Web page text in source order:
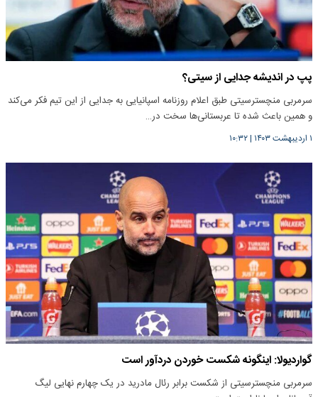
پپ در اندیشه جدایی از سیتی؟
سرمربی منچسترسیتی طبق اعلام روزنامه اسپانیایی به جدایی از این تیم فکر می‌کند
و همین باعث شده تا عربستانی‌ها سخت در…
۱ اردیبهشت ۱۴۰۳ |۱۰:۳۲
گواردیولا: اینگونه شکست خوردن دردآور است
سرمربی منچسترسیتی از شکست برابر رئال مادرید در یک چهارم نهایی لیگ